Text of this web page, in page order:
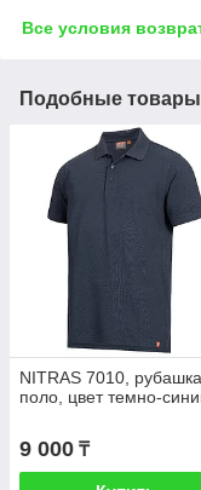
Все условия
Подобные
NITRAS 7010, рубашка
поло, цвет темно-
9 000 ₸